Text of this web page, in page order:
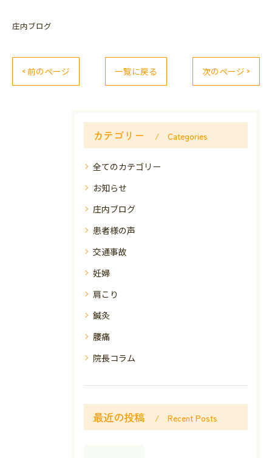
庄内ブログ
< 前のページ 一覧に戻る 次のページ >
カテゴリー Categories
全てのカテゴリー
お知らせ
庄内ブログ
患者様の声
交通事故
妊婦
肩こり
鍼灸
腰痛
院長コラム
最近の投稿 Recent Posts